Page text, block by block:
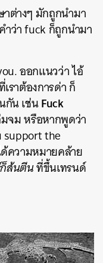
าต่างๆ มักถูกนำมา
ำว่า fuck ก็ถูกนำมา
ออกแนวว่า ไอ้
ราต้องการด่า ก็
กัน เช่นFuck
จม หรือหากพูดว่า
the
ความหมายคล้าย
ส้นตีนที่ขึ้นเทรนด์